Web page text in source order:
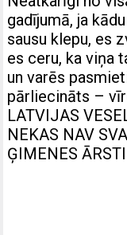
gadījumā, ja
sausu klepu, es
es ceru, ka viņa
un varēs
pārliecināts –
LATVIJAS
NEKAS NAV
ĢIMENES